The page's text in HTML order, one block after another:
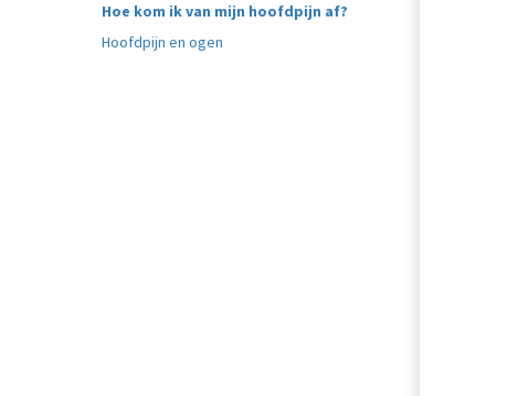
Hoe kom ik van mijn hoofdpijn af?
Hoofdpijn en ogen